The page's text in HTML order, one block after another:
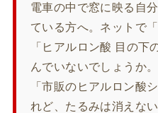
電車の中で窓に映る自
ている方へ。ネットで
「ヒアルロン酸 目の下
んでいないでしょうか。
「市販のヒアルロン酸
れど、たるみは消えない